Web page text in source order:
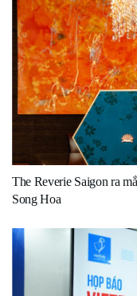
The Reverie Saigon ra
Song Hoa